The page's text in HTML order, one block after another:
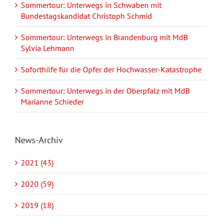
Sommertour: Unterwegs in Schwaben mit
Bundestagskandidat Christoph Schmid
Sommertour: Unterwegs in Brandenburg mit MdB
Sylvia Lehmann
Soforthilfe für die Opfer der Hochwasser-Katastrophe
Sommertour: Unterwegs in der Oberpfalz mit MdB
Marianne Schieder
News-Archiv
2021 (43)
2020 (59)
2019 (18)